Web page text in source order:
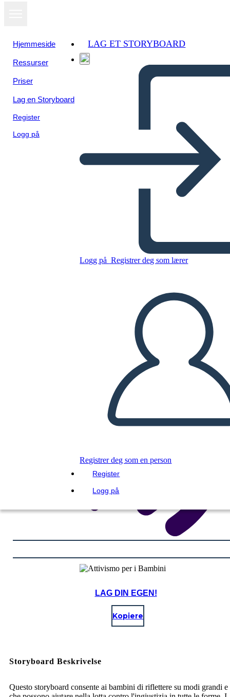
Hjemmeside
Ressurser
Priser
Lag en Storyboard
Register
Logg på
LAG ET STORYBOARD
Logg på Registrer deg som lærer
Registrer deg som en person
Register
Logg på
SPILLE AV LYSBILDEFREMVISNING
LES FOR MEG
LAG DIN EGEN!
Kopiere
Storyboard Beskrivelse
Questo storyboard consente ai bambini di riflettere su modi grandi